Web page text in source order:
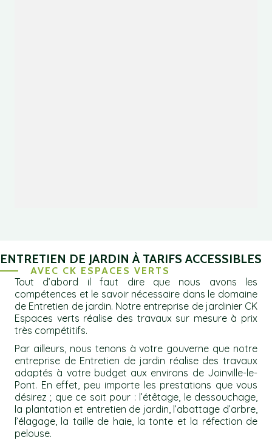
ENTRETIEN DE JARDIN À TARIFS ACCESSIBLES
AVEC CK ESPACES VERTS
Tout d’abord il faut dire que nous avons les
compétences et le savoir nécessaire dans le domaine
de Entretien de jardin. Notre entreprise de jardinier CK
Espaces verts réalise des travaux sur mesure à prix
très compétitifs.
Par ailleurs, nous tenons à votre gouverne que notre
entreprise de Entretien de jardin réalise des travaux
adaptés à votre budget aux environs de Joinville-le-
Pont. En effet, peu importe les prestations que vous
désirez ; que ce soit pour : l’étêtage, le dessouchage,
la plantation et entretien de jardin, l’abattage d’arbre,
l’élagage, la taille de haie, la tonte et la réfection de
pelouse.